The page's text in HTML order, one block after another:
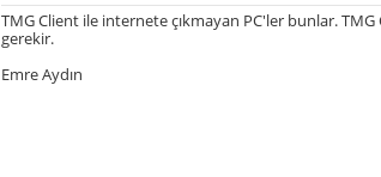
TMG Client ile internete çıkmayan PC'ler bunlar.
gerekir.
Emre Aydın